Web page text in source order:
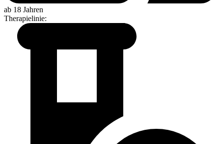
ab 18 Jahren
Therapielinie: